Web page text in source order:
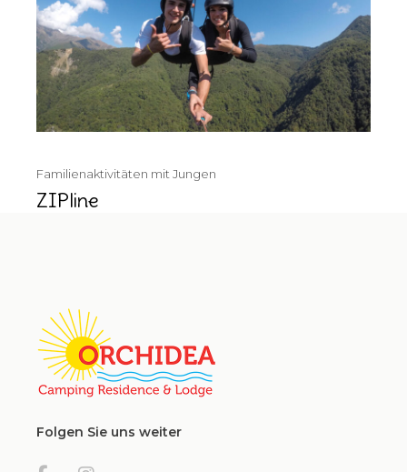
Familienaktivitäten mit Jungen
ZIPline
Folgen Sie uns weiter